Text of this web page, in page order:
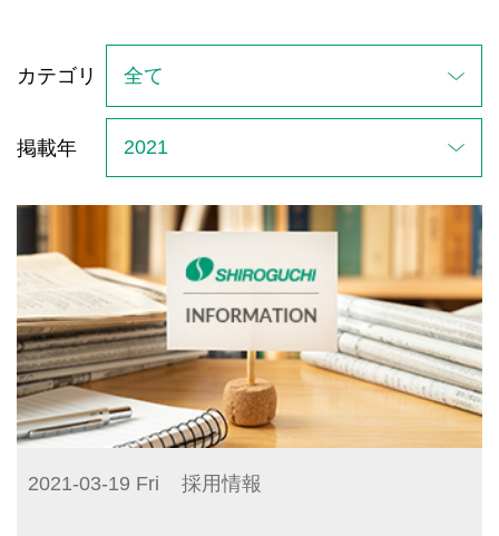
カテゴリ
掲載年
2021-03-19 Fri 採用情報